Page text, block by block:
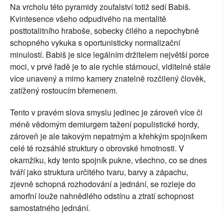
Na vrcholu této pyramidy zoufalství totiž sedí Babiš.
Kvintesence všeho odpudivého na mentalitě
posttotalitního hraboše, sobecky čilého a nepochybně
schopného vykuka s oportunisticky normalizační
minulostí. Babiš je sice legálním držitelem největší porce
moci, v prvé řadě je to ale rychle stárnoucí, viditelně stále
více unavený a mimo kamery znatelně rozčilený člověk,
zatížený rostoucím břemenem.
Tento v pravém slova smyslu jedinec je zároveň více či
méně vědomým demiurgem tažení populistické hordy,
zároveň je ale takovým nepatrným a křehkým spojníkem
celé té rozsáhlé struktury o obrovské hmotnosti. V
okamžiku, kdy tento spojník pukne, všechno, co se dnes
tváří jako struktura určitého tvaru, barvy a zápachu,
zjevně schopná rozhodování a jednání, se rozleje do
amorfní louže nahnědlého odstínu a ztratí schopnost
samostatného jednání.